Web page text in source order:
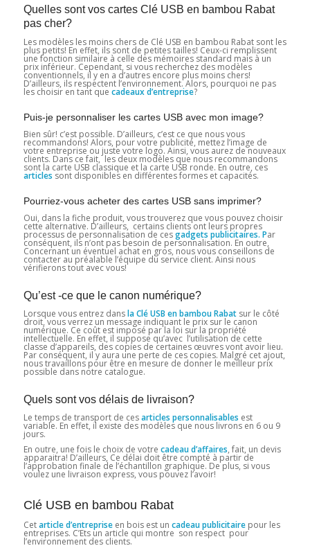
Quelles sont vos cartes Clé USB en bambou Rabat
pas cher?
Les modèles les moins chers de Clé USB en bambou Rabat sont les
plus petits! En effet, ils sont de petites tailles! Ceux-ci remplissent
une fonction similaire à celle des mémoires standard mais à un
prix inférieur. Cependant, si vous recherchez des modèles
conventionnels, il y en a d’autres encore plus moins chers!
D’ailleurs, ils respectent l’environnement. Alors, pourquoi ne pas
les choisir en tant que cadeaux d’entreprise?
Puis-je personnaliser les cartes USB avec mon image?
Bien sûr! c’est possible. D’ailleurs, c’est ce que nous vous
recommandons! Alors, pour votre publicité, mettez l’image de
votre entreprise ou juste votre logo. Ainsi, vous aurez de nouveaux
clients. Dans ce fait, les deux modèles que nous recommandons
sont la carte USB classique et la carte USB ronde. En outre, ces
articles sont disponibles en différentes formes et capacités.
Pourriez-vous acheter des cartes USB sans imprimer?
Oui, dans la fiche produit, vous trouverez que vous pouvez choisir
cette alternative. D’ailleurs, certains clients ont leurs propres
processus de personnalisation de cesgadgets publicitaires. Par
conséquent, ils n’ont pas besoin de personnalisation. En outre,
Concernant un éventuel achat en gros, nous vous conseillons de
contacter au préalable l’équipe du service client. Ainsi nous
vérifierons tout avec vous!
Qu’est -ce que le canon numérique?
Lorsque vous entrez dansla Clé USB en bambou Rabatsur le côté
droit, vous verrez un message indiquant le prix sur le canon
numérique. Ce coût est imposé par la loi sur la propriété
intellectuelle. En effet, il suppose qu’avec l’utilisation de cette
classe d’appareils, des copies de certaines œuvres vont avoir lieu.
Par conséquent, il y aura une perte de ces copies. Malgré cet ajout,
nous travaillons pour être en mesure de donner le meilleur prix
possible dans notre catalogue.
Quels sont vos délais de livraison?
Le temps de transport de cesarticles personnalisables est
variable. En effet, il existe des modèles que nous livrons en 6 ou 9
jours.
En outre, une fois le choix de votre cadeau d’affaires, fait, un devis
apparaitra! D’ailleurs, Ce délai doit être compté à partir de
l’approbation finale de l’échantillon graphique. De plus, si vous
voulez une livraison express, vous pouvez l’avoir!
Clé USB en bambou Rabat
Cetarticle d’entrepriseen bois est un cadeau publicitairepour les
entreprises. C’Ets un article qui montre son respect pour
l’environnement des clients.